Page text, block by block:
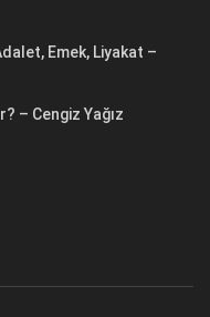
Emek, Liyakat –
– Cengiz Yağız